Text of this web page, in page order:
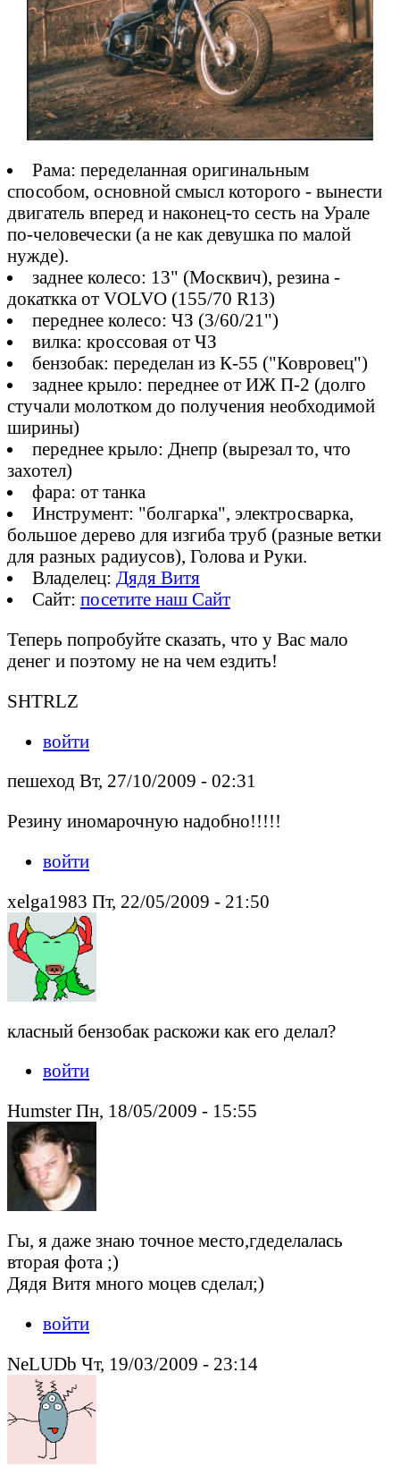
Рама: переделанная оригинальным
способом, основной смысл которого - вынести
двигатель вперед и наконец-то сесть на Урале
по-человечески (а не как девушка по малой
нужде).
заднее колесо: 13" (Москвич), резина -
докаткка от VOLVO (155/70 R13)
переднее колесо: ЧЗ (3/60/21")
вилка: кроссовая от ЧЗ
бензобак: переделан из К-55 ("Ковровец")
заднее крыло: переднее от ИЖ П-2 (долго
стучали молотком до получения необходимой
ширины)
переднее крыло: Днепр (вырезал то, что
захотел)
фара: от танка
Инструмент: "болгарка", электросварка,
большое дерево для изгиба труб (разные ветки
для разных радиусов), Голова и Руки.
Владелец: Дядя Витя
Сайт: посетите наш Сайт
Теперь попробуйте сказать, что у Вас мало
денег и поэтому не на чем ездить!
SHTRLZ
войти
пешеход Вт, 27/10/2009 - 02:31
Резину иномарочную надобно!!!!!
войти
xelga1983 Пт, 22/05/2009 - 21:50
класный бензобак раскожи как его делал?
войти
Humster Пн, 18/05/2009 - 15:55
Гы, я даже знаю точное место,гдеделалась
вторая фота ;)
Дядя Витя много моцев сделал;)
войти
NeLUDb Чт, 19/03/2009 - 23:14